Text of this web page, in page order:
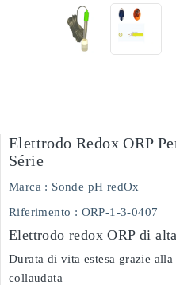
Elettrodo Redox ORP
Série
Marca : Sonde pH redOx
Riferimento : ORP-1-3-0407
Elettrodo redox ORP di
Durata di vita estesa grazie
collaudata